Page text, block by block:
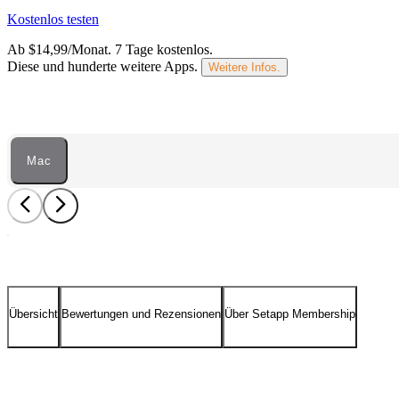
Kostenlos testen
Ab $14,99/Monat. 7 Tage kostenlos.
Diese und hunderte weitere Apps.
Weitere Infos.
Mac
Übersicht Bewertungen und Rezensionen Über Setapp Membership